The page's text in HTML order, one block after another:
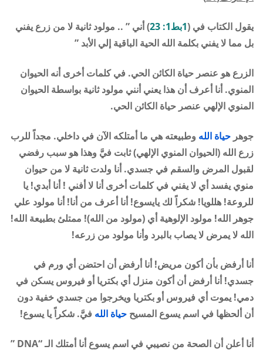
يقول الكتاب في (1بط1: 23
) أني ” .. مولود ثانية لا من زرع يفني
بل مما لا يفني بكلمة الله الحية الباقية إلي الأبد ”
الزرع هو عنصر حياة الكائن الحي. في كلمات أخرى أنه الحيوان
المنوي. أنا أعرف أن هذا يعني أنني مولود ثانية بواسطة الحيوان
المنوي الإلهي عنصر حياة الكائن الحي.
جوهر حياة الله وطبيعته هي ما أمتلكه الآن في داخلي. مجداً للرب
زرع الله (الحيوان المنوي الإلهي) ثابت فيَّ وهذا هو سبب رفضي
لقبول المرض والسقم في جسدي. أنا ولدت ثانية لا من حيوان
منوي يفسد أي لا يفني في كلمات أخرى أنا لا أفني ! أنا أبدي! يا
للروعة! هللويا! شكراً لك يايسوع! أنا أعرف من أنا! أنا مولود علي
جوهر الله! مولود الإلوهية أي (مولود من الله)! ممتلئ بطبيعة الله!
الله لا يمرض لا يصاب بالبرد وأنا مولود من زرعه!
أنا أرفض بأن أكون مريض! أنا أرفض أن احتضن أي ورم في
جسدي! أنا أرفض أن أكون منزل أي بكتريا أو فيروس يسكن في
دمي! يموت أي فيروس أو بكتريا ويخرجوا من جسدي خفية دون
أن ألحظها في اسم يسوع المسيح حياة الله فيَّ. شكراً يا يسوع!
أنا أعلن أن الصحة من نصيبي في اسم يسوع أنا أمتلك الـ “DNA
”